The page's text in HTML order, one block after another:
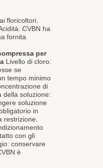
floricoltori.
CVBN ha
fornita
per
Livello di cloro:
se
tempo minimo
di
della soluzione:
soluzione
in
restrizione.
con gli
conservare
è